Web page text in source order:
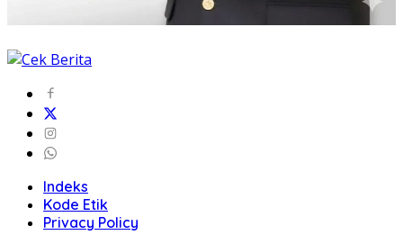
Indeks
Kode Etik
Privacy Policy